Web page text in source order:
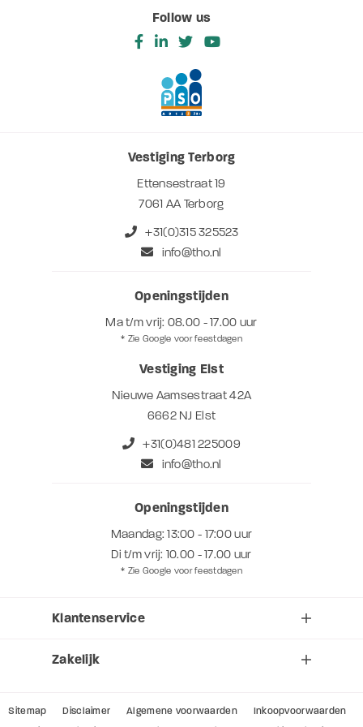
Follow us
Vestiging Terborg
Ettensestraat 19
7061 AA Terborg
+31(0)315 325523
info@tho.nl
Openingstijden
Ma t/m vrij: 08.00 - 17.00 uur
* Zie Google voor feestdagen
Vestiging Elst
Nieuwe Aamsestraat 42A
6662 NJ Elst
+31(0)481 225009
info@tho.nl
Openingstijden
Maandag: 13:00 - 17:00 uur
Di t/m vrij: 10.00 - 17.00 uur
* Zie Google voor feestdagen
Klantenservice
Zakelijk
Sitemap Disclaimer Algemene voorwaarden
Inkoopvoorwaarden